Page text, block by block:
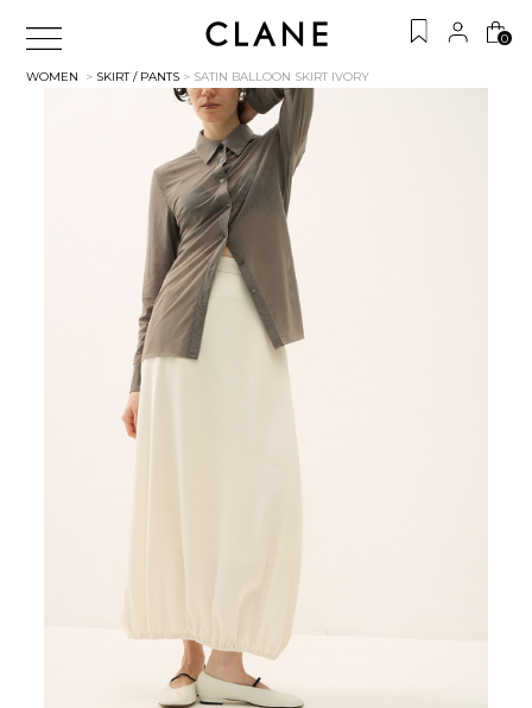
0
WOMEN > SKIRT / PANTS > SATIN BALLOON SKIRT IVORY